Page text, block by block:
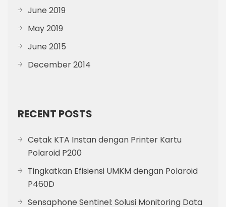
June 2019
May 2019
June 2015
December 2014
RECENT POSTS
Cetak KTA Instan dengan Printer Kartu
Polaroid P200
Tingkatkan Efisiensi UMKM dengan Polaroid
P460D
Sensaphone Sentinel: Solusi Monitoring Data